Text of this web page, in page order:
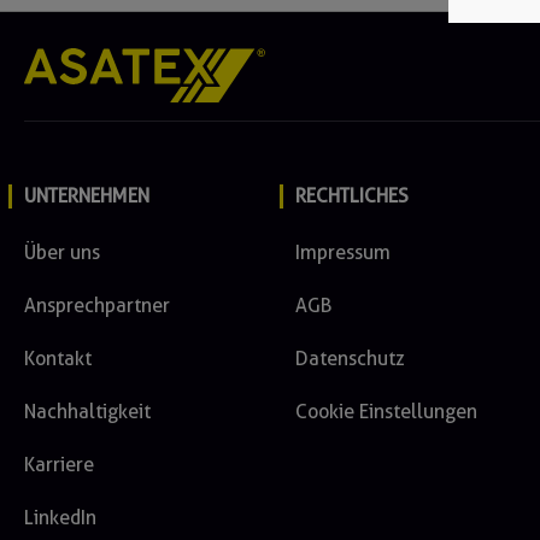
UNTERNEHMEN
Über uns
Ansprechpartner
Kontakt
Nachhaltigkeit
Karriere
LinkedIn
RECHTLICHES
Impressum
AGB
Datenschutz
Cookie Einstellungen